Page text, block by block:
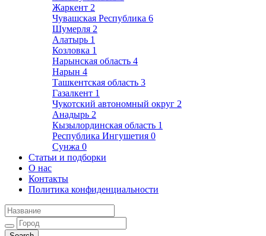
Жаркент 2
Чувашская Республика 6
Шумерля 2
Алатырь 1
Козловка 1
Нарынская область 4
Нарын 4
Ташкентская область 3
Газалкент 1
Чукотский автономный округ 2
Анадырь 2
Кызылординская область 1
Республика Ингушетия 0
Сунжа 0
Статьи и подборки
О нас
Контакты
Политика конфиденциальности